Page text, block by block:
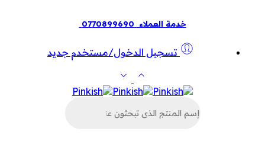
خدمة العملاء 0770899690
تسجيل الدخول/مستخدم جديد
عن